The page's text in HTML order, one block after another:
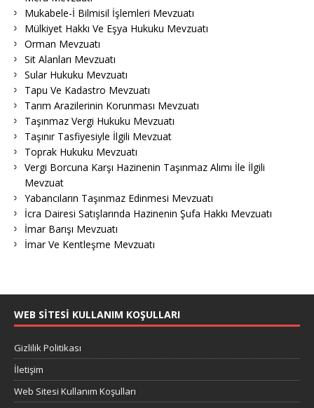
Mukabele-İ Bilmisil İşlemleri Mevzuatı
Mülkiyet Hakkı Ve Eşya Hukuku Mevzuatı
Orman Mevzuatı
Sit Alanları Mevzuatı
Sular Hukuku Mevzuatı
Tapu Ve Kadastro Mevzuatı
Tarım Arazilerinin Korunması Mevzuatı
Taşınmaz Vergi Hukuku Mevzuatı
Taşınır Tasfiyesiyle İlgili Mevzuat
Toprak Hukuku Mevzuatı
Vergi Borcuna Karşı Hazinenin Taşınmaz Alımı İle İlgili
Mevzuat
Yabancıların Taşınmaz Edinmesi Mevzuatı
İcra Dairesi Satışlarında Hazinenin Şufa Hakkı Mevzuatı
İmar Barışı Mevzuatı
İmar Ve Kentleşme Mevzuatı
WEB SITESI KULLANIM KOŞULLARI
Gizlilik Politikası
İletişim
Web Sitesi Kullanım Koşulları